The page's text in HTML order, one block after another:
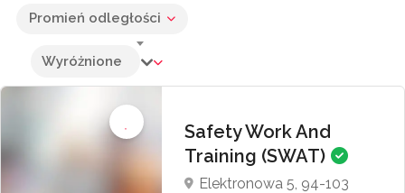
Promień odległości
Wyróżnione
Safety Work And
Training (SWAT)
Elektronowa 5, 94-103